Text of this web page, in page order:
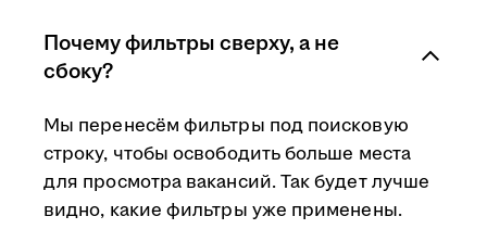
Почему фильтры сверху, а не
сбоку?
Мы перенесём фильтры под поисковую
строку, чтобы освободить больше места
для просмотра вакансий. Так будет лучше
видно, какие фильтры уже применены.